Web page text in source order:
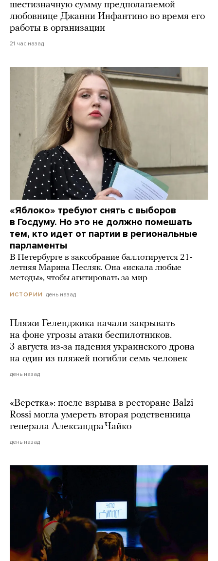
шестизначную сумму предполагаемой
любовнице Джанни Инфантино во время его
работы в организации
21 час назад
«Яблоко» требуют снять с выборов
в Госдуму. Но это не должно помешать
тем, кто идет от партии в региональные
парламенты
В Петербурге в заксобрание баллотируется 21-
летняя Марина Песляк. Она «искала любые
методы», чтобы агитировать за мир
ИСТОРИИ день назад
Пляжи Геленджика начали закрывать
на фоне угрозы атаки беспилотников.
3 августа из-за падения украинского дрона
на один из пляжей погибли семь человек
день назад
«Верстка»: после взрыва в ресторане Balzi
Rossi могла умереть вторая родственница
генерала Александра Чайко
день назад